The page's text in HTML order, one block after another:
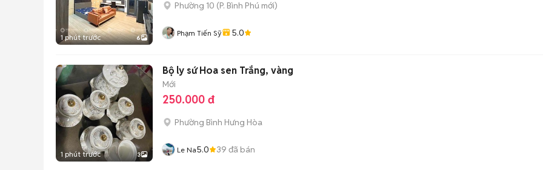
1 phút trước 6
Phường 10 (P. Bình Phú mới)
Phạm Tiến Sỹ 5.0
1 phút trước 3
Bộ ly sứ Hoa sen Trắng, vàng
Mới
250.000 đ
Phường Bình Hưng Hòa
Le Na5.0 39 đã bán